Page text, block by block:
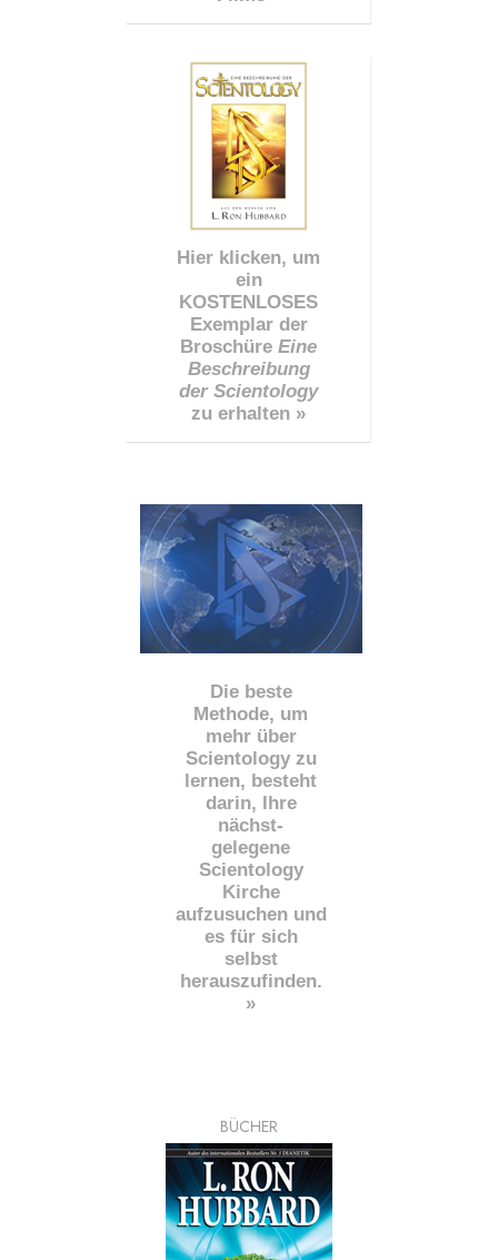
Hier klicken, um
ein
KOSTENLOSES
Exemplar der
Broschüre Eine
Beschreibung
der Scientology
zu erhalten »
Die beste
Methode, um
mehr über
Scientology zu
lernen, besteht
darin, Ihre
nächst-
gelegene
Scientology
Kirche
aufzusuchen und
es für sich
selbst
herauszufinden.
»
BÜCHER